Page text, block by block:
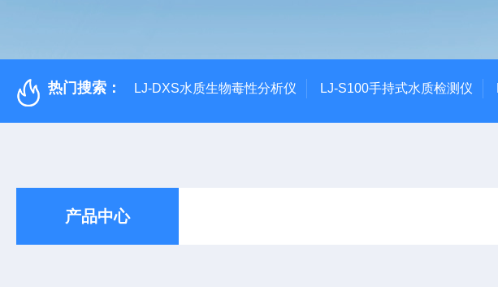
热门搜索： LJ-DXS水质生物毒性分析仪 LJ-S100手持式水质检测仪
产品中心